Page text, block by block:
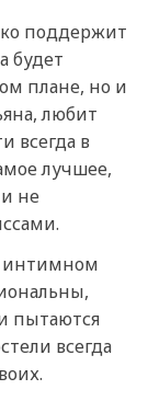
поддержит
будет
плане, но и
любит
всегда в
лучшее,
не
интимном
пытаются
всегда